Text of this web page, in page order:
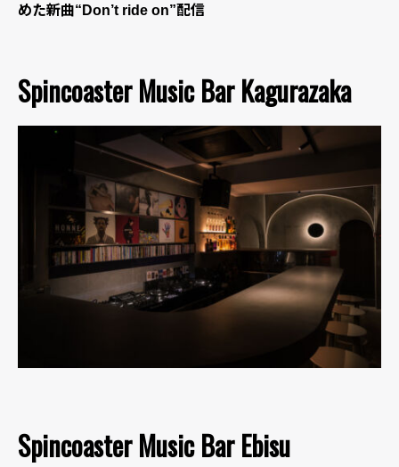
めた新曲“Don’t ride on”配信
Spincoaster Music Bar Kagurazaka
Spincoaster Music Bar Ebisu